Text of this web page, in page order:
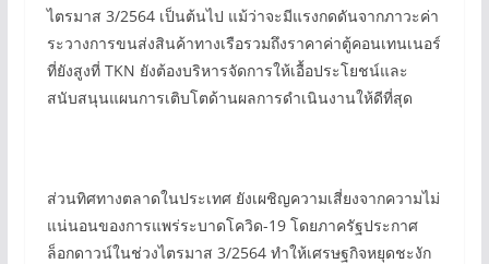
ไตรมาส 3/2564 เป็นต้นไป แม้ว่าจะมีแรงกดดันจากภาวะค่า
ระวางการขนส่งสินค้าทางเรือรวมถึงราคาค่าตู้คอนเทนเนอร์
ที่ยังสูงที่ TKN ยังต้องบริหารจัดการให้เอื้อประโยชน์และ
สนับสนุนแผนการเติบโตด้านผลการดำเนินงานให้ดีที่สุด
ส่วนทิศทางตลาดในประเทศ ยังเผชิญความเสี่ยงจากความไม่
แน่นอนของการแพร่ระบาดโควิด-19 โดยภาครัฐประกาศ
ล็อกดาวน์ในช่วงไตรมาส 3/2564 ทำให้เศรษฐกิจหยุดชะงัก